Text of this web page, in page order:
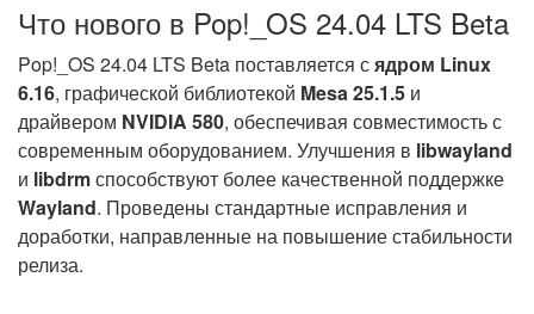
Что нового в Pop!_OS 24.04 LTS Beta
Pop!_OS 24.04 LTS Beta поставляется сядром Linux
6.16, графической библиотекой Mesa 25.1.5 и
драйвером NVIDIA 580, обеспечивая совместимость с
современным оборудованием. Улучшения в libwayland
и libdrmспособствуют более качественной поддержке
Wayland. Проведены стандартные исправления и
доработки, направленные на повышение стабильности
релиза.